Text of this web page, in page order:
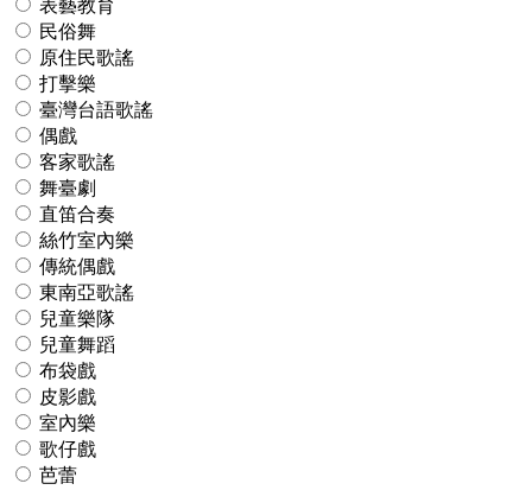
表藝教育
民俗舞
原住民歌謠
打擊樂
臺灣台語歌謠
偶戲
客家歌謠
舞臺劇
直笛合奏
絲竹室內樂
傳統偶戲
東南亞歌謠
兒童樂隊
兒童舞蹈
布袋戲
皮影戲
室內樂
歌仔戲
芭蕾